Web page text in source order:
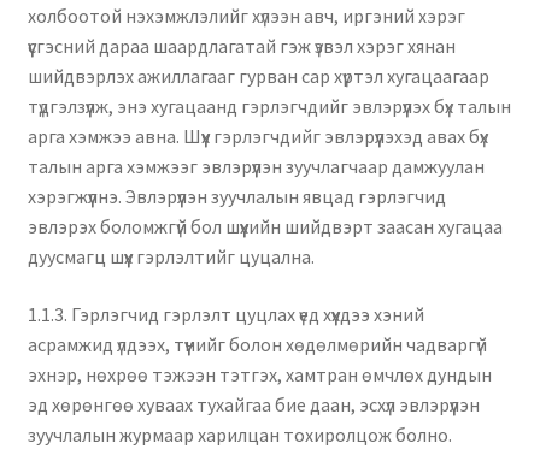
холбоотой нэхэмжлэлийг хүлээн авч, иргэний хэрэг
үүсгэсний дараа шаардлагатай гэж үзвэл хэрэг хянан
шийдвэрлэх ажиллагааг гурван сар хүртэл хугацаагаар
түдгэлзүүлж, энэ хугацаанд гэрлэгчдийг эвлэрүүлэх бүх талын
арга хэмжээ авна. Шүүх гэрлэгчдийг эвлэрүүлэхэд авах бүх
талын арга хэмжээг эвлэрүүлэн зуучлагчаар дамжуулан
хэрэгжүүлнэ. Эвлэрүүлэн зуучлалын явцад гэрлэгчид
эвлэрэх боломжгүй бол шүүхийн шийдвэрт заасан хугацаа
дуусмагц шүүх гэрлэлтийг цуцална.
1.1.3. Гэрлэгчид гэрлэлт цуцлах үед хүүхдээ хэний
асрамжид үлдээх, түүнийг болон хөдөлмөрийн чадваргүй
эхнэр, нөхрөө тэжээн тэтгэх, хамтран өмчлөх дундын
эд хөрөнгөө хуваах тухайгаа бие даан, эсхүл эвлэрүүлэн
зуучлалын журмаар харилцан тохиролцож болно.